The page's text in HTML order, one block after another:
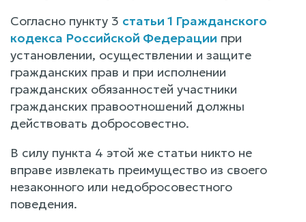
Согласно пункту 3 статьи 1 Гражданского
кодекса Российской Федерации при
установлении, осуществлении и защите
гражданских прав и при исполнении
гражданских обязанностей участники
гражданских правоотношений должны
действовать добросовестно.
В силу пункта 4 этой же статьи никто не
вправе извлекать преимущество из своего
незаконного или недобросовестного
поведения.